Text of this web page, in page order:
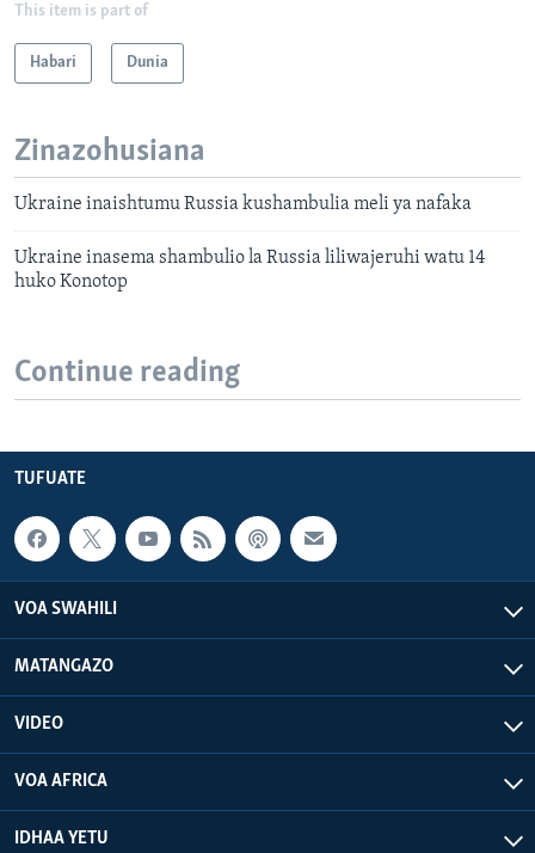
This item is part of
Habari Dunia
Zinazohusiana
Ukraine inaishtumu Russia kushambulia meli ya nafaka
Ukraine inasema shambulio la Russia liliwajeruhi watu 14
huko Konotop
Continue reading
TUFUATE
VOA SWAHILI
MATANGAZO
VIDEO
VOA AFRICA
IDHAA YETU